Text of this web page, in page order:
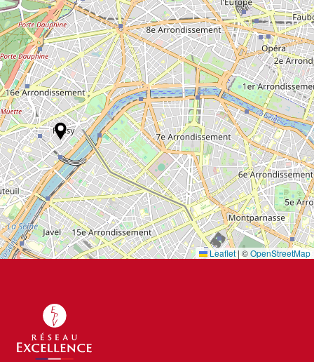
Leaflet | ©OpenStreetMap